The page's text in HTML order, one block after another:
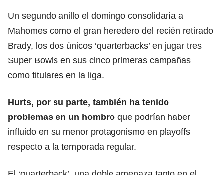
Un segundo anillo el domingo consolidaría a
Mahomes como el gran heredero del recién retirado
Brady, los dos únicos ‘quarterbacks’ en jugar tres
Super Bowls en sus cinco primeras campañas
como titulares en la liga.
Hurts, por su parte, también ha tenido
problemas en un hombro que podrían haber
influido en su menor protagonismo en playoffs
respecto a la temporada regular.